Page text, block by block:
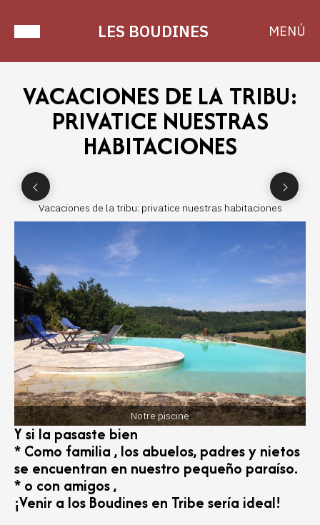
LES BOUDINES MENÚ
VACACIONES DE LA TRIBU:
PRIVATICE NUESTRAS
HABITACIONES
Vacaciones de la tribu: privatice nuestras habitaciones
Notre piscine
Y si la pasaste bien
* Como familia , los abuelos, padres y nietos
se encuentran en nuestro pequeño paraíso.
* o con amigos,
¡Venir a los Boudines en Tribe sería ideal!